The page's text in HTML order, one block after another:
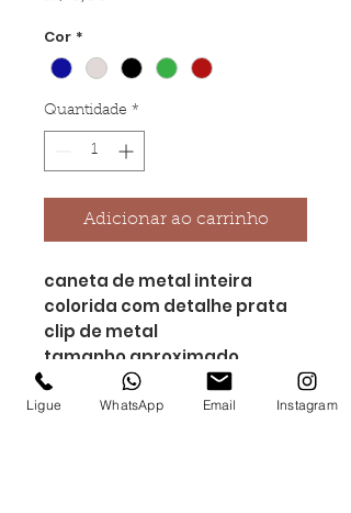
Cor *
Quantidade *
Adicionar ao carrinho
caneta de metal inteira
colorida com detalhe prata
clip de metal
tamanho aproximado
14cmx1,2cm
madidas aproximadas para
Ligue WhatsApp Email Instagram